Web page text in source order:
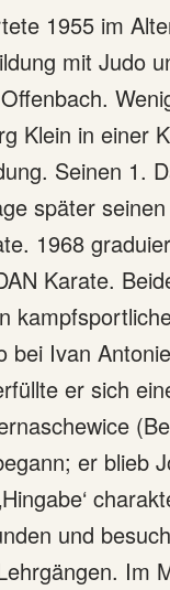
1955 im
mit Judo
Klein in einer
Seinen 1.
später
1968
Karate.
bei Ivan
er sich
er blieb
und
Im